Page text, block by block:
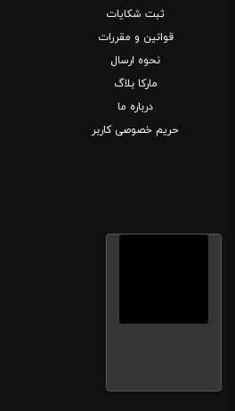
ثبت شکایات
قوانین و مقررات
نحوه ارسال
مارکا بلاگ
درباره ما
حریم خصوصی کاربر